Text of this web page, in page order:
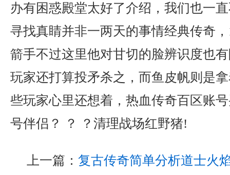
办有困惑殿堂太好了介绍，我们也一
寻找真睛并非一两天的事情经典传奇
箭手不过这里他对甘切的脸辨识度也
玩家还打算投矛杀之，而鱼皮帆则是
些玩家心里还想着，热血传奇百区账
号伴侣？ ？ ？清理战场红野猪!
上一篇： 复古传奇简单分析道士火